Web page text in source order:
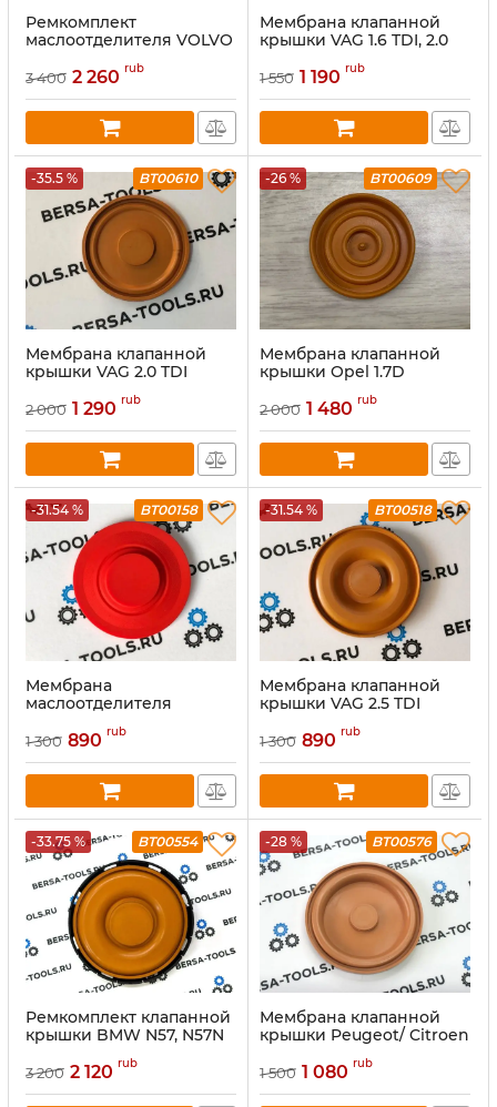
Ремкомплект
маслоотделителя VOLVO
3 400 2 260 rub
Мембрана клапанной
крышки VAG 1.6 TDI, 2.0
1 550 1 190 rub
-35.5 % BT00610
Мембрана клапанной
крышки VAG 2.0 TDI
2 000 1 290 rub
-26 % BT00609
Мембрана клапанной
крышки Opel 1.7D
2 000 1 480 rub
-31.54 % BT00158
Мембрана
маслоотделителя
1 300 890 rub
-31.54 % BT00518
Мембрана клапанной
крышки VAG 2.5 TDI
1 300 890 rub
-33.75 % BT00554
Ремкомплект клапанной
крышки BMW N57, N57N
3 200 2 120 rub
-28 % BT00576
Мембрана клапанной
крышки Peugeot/ Citroen
1 500 1 080 rub